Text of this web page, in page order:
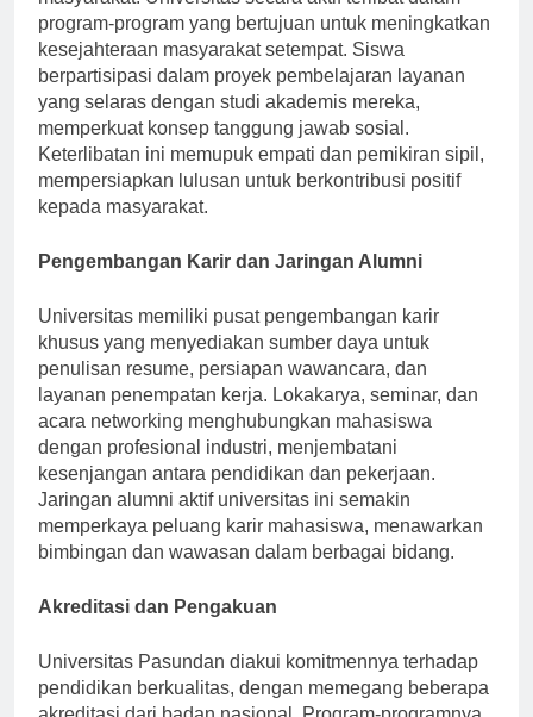
program-program yang bertujuan untuk meningkatkan
kesejahteraan masyarakat setempat. Siswa
berpartisipasi dalam proyek pembelajaran layanan
yang selaras dengan studi akademis mereka,
memperkuat konsep tanggung jawab sosial.
Keterlibatan ini memupuk empati dan pemikiran sipil,
mempersiapkan lulusan untuk berkontribusi positif
kepada masyarakat.
Pengembangan Karir dan Jaringan Alumni
Universitas memiliki pusat pengembangan karir
khusus yang menyediakan sumber daya untuk
penulisan resume, persiapan wawancara, dan
layanan penempatan kerja. Lokakarya, seminar, dan
acara networking menghubungkan mahasiswa
dengan profesional industri, menjembatani
kesenjangan antara pendidikan dan pekerjaan.
Jaringan alumni aktif universitas ini semakin
memperkaya peluang karir mahasiswa, menawarkan
bimbingan dan wawasan dalam berbagai bidang.
Akreditasi dan Pengakuan
Universitas Pasundan diakui komitmennya terhadap
pendidikan berkualitas, dengan memegang beberapa